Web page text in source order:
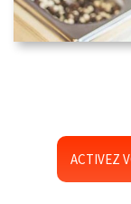
ACTIVEZ